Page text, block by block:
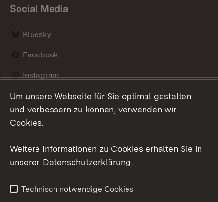
Social Media
Bluesky
Facebook
Instagram
LinkedIn
Datenschutz
Barrierefreiheit
Um unsere Webseite für Sie optimal gestalten
und verbessern zu können, verwenden wir
Cookies.
Weitere Informationen zu Cookies erhalten Sie in
unserer Datenschutzerklärung.
Technisch notwendige Cookies